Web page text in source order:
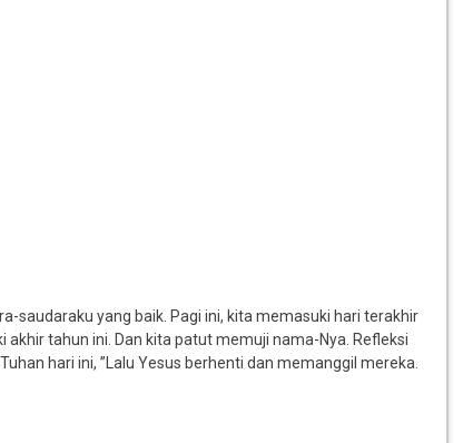
saudaraku yang baik. Pagi ini, kita memasuki hari terakhir
tahun ini. Dan kita patut memuji nama-Nya. Refleksi
hari ini, ”Lalu Yesus berhenti dan memanggil mereka.